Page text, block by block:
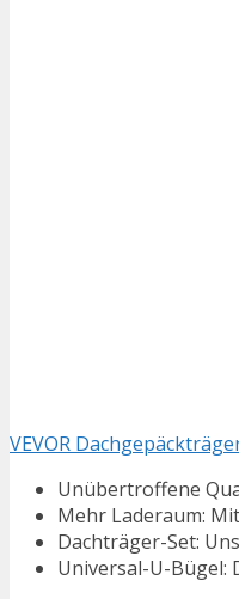
VEVOR
Unübertroffene
Mehr Laderaum:
Dachträger-Set:
Universal-U-Bügel: